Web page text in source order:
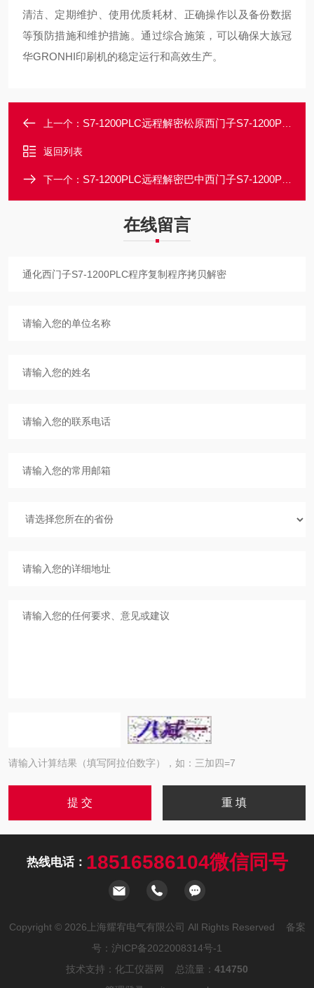
清洁、定期维护、使用优质耗材、正确操作以及备份数据
等预防措施和维护措施。通过综合施策，可以确保大族冠
华GRONHI印刷机的稳定运行和高效生产。
上一个： S7-1200PLC远程解密松原西门子S7-1200PLC程序解密可破解出密码
返回列表
下一个： S7-1200PLC远程解密巴中西门子S7-1200PLC设备定时停机锁定解密
在线留言
请输入计算结果（填写阿拉伯数字），如：三加四=7
热线电话： 18516586104微信同号
Copyright © 2026上海耀宥电气有限公司 All Rights Reserved 备案
号： 沪ICP备2022008314号-1
技术支持： 化工仪器网 总流量： 414750